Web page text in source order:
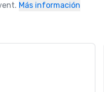
Más información